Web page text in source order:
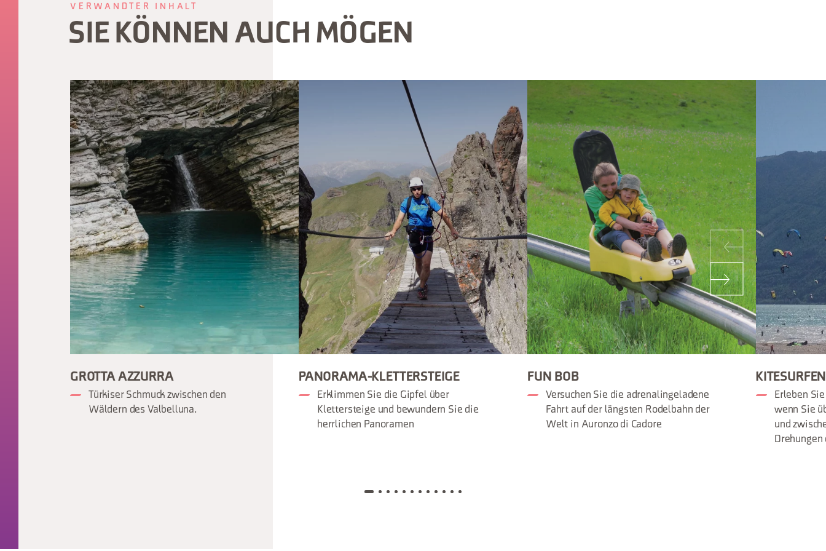
VERWANDTER INHALT
SIE KÖNNEN AUCH MÖGEN
GROTTA AZZURRA
Türkiser Schmuck zwischen den
Wäldern des Valbelluna.
PANORAMA-KLETTERSTEIGE
Erklimmen Sie die Gipfel über
Klettersteige und bewundern Sie die
herrlichen Panoramen
FUN BOB
Versuchen Sie die adrenalingeladene
Fahrt auf der längsten Rodelbahn der
Welt in Auronzo di Cadore
Erleben
wenn Sie
und